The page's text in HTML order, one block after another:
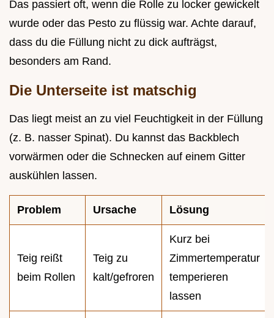
Das passiert oft, wenn die Rolle zu locker gewickelt
wurde oder das Pesto zu flüssig war. Achte darauf,
dass du die Füllung nicht zu dick aufträgst,
besonders am Rand.
Die Unterseite ist matschig
Das liegt meist an zu viel Feuchtigkeit in der Füllung
(z. B. nasser Spinat). Du kannst das Backblech
vorwärmen oder die Schnecken auf einem Gitter
auskühlen lassen.
Problem Ursache Lösung
Teig reißt
beim Rollen
Teig zu
kalt/gefroren
Kurz bei
Zimmertemperatur
temperieren
lassen